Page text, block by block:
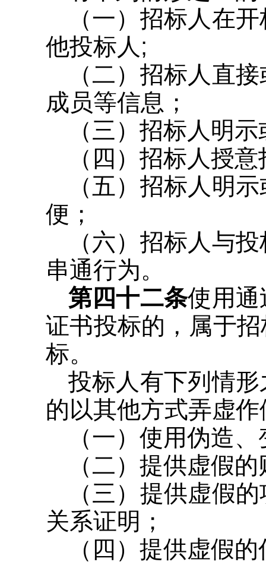
（一）招标人在
他投标人;
（二）招标人直
成员等信息；
（三）招标人明
（四）招标人授
（五）招标人明
便；
（六）招标人与
串通行为。
第四十二条使用
证书投标的，属于
标。
投标人有下列情
的以其他方式弄虚
（一）使用伪造
（二）提供虚假
（三）提供虚假
关系证明；
（四）提供虚假